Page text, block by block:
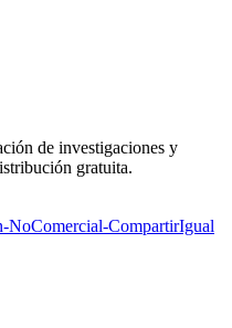
de investigaciones y
gratuita.
NoComercial-CompartirIgual